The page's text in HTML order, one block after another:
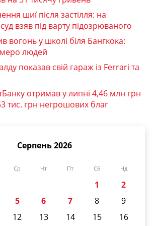
шиї після застілля: на
взяв під варту підозрюваного
вогонь у школі біля Бангкока:
людей
показав свій гараж із Ferrari та
отримав у липні 4,46 млн грн
тис. грн негрошових благ
Серпень 2026
Ср Чт Пт Сб Нд
1
2
5 6 7 8
9
12 13 14 15
16